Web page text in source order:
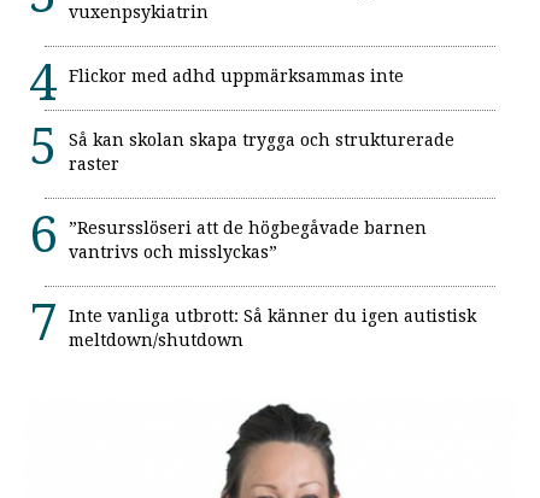
vuxenpsykiatrin
Flickor med adhd uppmärksammas inte
Så kan skolan skapa trygga och strukturerade
raster
”Resursslöseri att de högbegåvade barnen
vantrivs och misslyckas”
Inte vanliga utbrott: Så känner du igen autistisk
meltdown/shutdown